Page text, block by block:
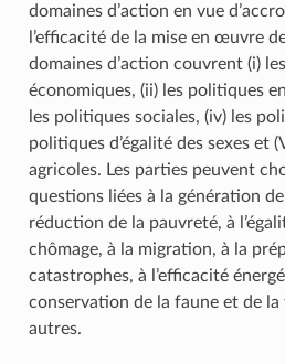
domaines d’action en vue
l’efficacité de la mise en œuvre
domaines d’action couvrent (i)
économiques, (ii) les politiques
les politiques sociales, (iv) les
politiques d’égalité des sexes et
agricoles. Les parties peuvent
questions liées à la génération
réduction de la pauvreté, à
chômage, à la migration, à la
catastrophes, à l’efficacité
conservation de la faune et de la
autres.